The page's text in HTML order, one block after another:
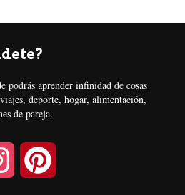
podrás aprender infinidad de cosas
deporte, hogar, alimentación,
de pareja.